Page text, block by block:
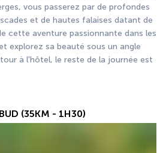
vous passerez par de profondes
et de hautes falaises datant de
cette aventure passionnante dans les
explorez sa beauté sous un angle
à l'hôtel, le reste de la journée est
(35KM - 1H30)